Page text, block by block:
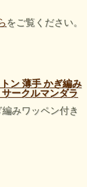
をご覧ください。
ン 薄手 かぎ編み
ークルマンダラ
みワッペン付き